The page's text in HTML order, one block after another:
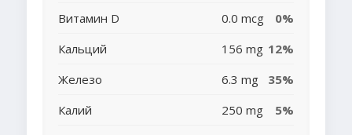
Витамин D 0.0 mcg
0%
Кальций
156 mg 12%
Железо
6.3 mg
35%
Калий
250 mg 5%